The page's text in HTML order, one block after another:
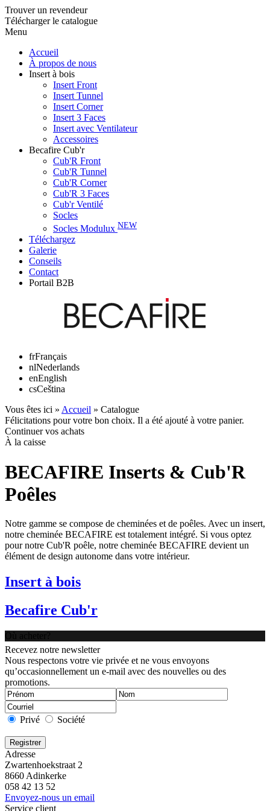
Trouver un revendeur
Télécharger le catalogue
Menu
Accueil
À propos de nous
Insert à bois
Insert Front
Insert Tunnel
Insert Corner
Insert 3 Faces
Insert avec Ventilateur
Accessoires
Becafire Cub'r
Cub'R Front
Cub'R Tunnel
Cub'R Corner
Cub'R 3 Faces
Cub'r Ventilé
Socles
Socles Modulux NEW
Téléchargez
Galerie
Conseils
Contact
Portail B2B
frFrançais
nlNederlands
enEnglish
csCeština
Vous êtes ici » Accueil » Catalogue
Félicitations pour votre bon choix. Il a été ajouté à votre panier.
Continuer vos achats
À la caisse
BECAFIRE Inserts & Cub'R
Poêles
Notre gamme se compose de cheminées et de poêles. Avec un insert,
notre cheminée BECAFIRE est totalement intégré. Si vous optez
pour notre Cub'R poêle, notre cheminée BECAFIRE devient un
élément de design autonome dans votre intérieur.
Insert à bois
Becafire Cub'r
Recevez notre newsletter
Nous respectons votre vie privée et ne vous envoyons
qu’occasionnellement un e-mail avec des nouvelles ou des
promotions.
Privé Société
Adresse
Zwartenhoekstraat 2
8660 Adinkerke
058 42 13 52
Envoyez-nous un email
Service client